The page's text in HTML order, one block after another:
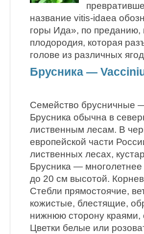
название vitis-idaea
горы Ида», по
плодородия, которая
голове из различных
Брусника —
Семейство брусничные
Брусника обычна в
лиственным лесам. В
европейской части
лиственных лесах,
Брусника —
до 20 см высотой.
Стебли прямостоячие,
кожистые, блестящие,
нижнюю сторону
Цветки белые или